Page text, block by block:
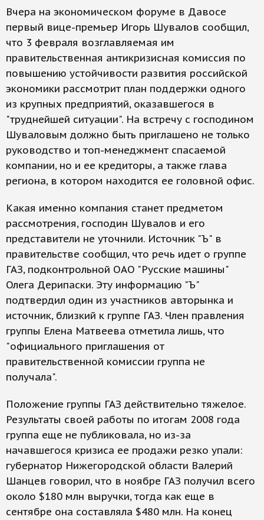
Вчера на экономическом форуме в Давосе
первый вице-премьер Игорь Шувалов сообщил,
что 3 февраля возглавляемая им
правительственная антикризисная комиссия по
повышению устойчивости развития российской
экономики рассмотрит план поддержки одного
из крупных предприятий, оказавшегося в
"труднейшей ситуации". На встречу с господином
Шуваловым должно быть приглашено не только
руководство и топ-менеджмент спасаемой
компании, но и ее кредиторы, а также глава
региона, в котором находится ее головной офис.
Какая именно компания станет предметом
рассмотрения, господин Шувалов и его
представители не уточнили. Источник "Ъ" в
правительстве сообщил, что речь идет о группе
ГАЗ, подконтрольной ОАО "Русские машины"
Олега Дерипаски. Эту информацию "Ъ"
подтвердил один из участников авторынка и
источник, близкий к группе ГАЗ. Член правления
группы Елена Матвеева отметила лишь, что
"официального приглашения от
правительственной комиссии группа не
получала".
Положение группы ГАЗ действительно тяжелое.
Результаты своей работы по итогам 2008 года
группа еще не публиковала, но из-за
начавшегося кризиса ее продажи резко упали:
губернатор Нижегородской области Валерий
Шанцев говорил, что в ноябре ГАЗ получил всего
около $180 млн выручки, тогда как еще в
сентябре она составляла $480 млн. На конец